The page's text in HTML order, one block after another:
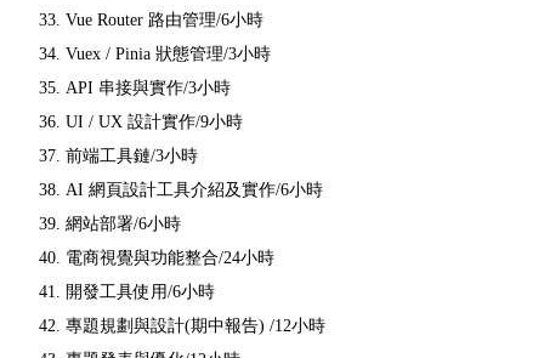
33. Vue Router 路由管理/6小時
34. Vuex / Pinia 狀態管理/3小時
35. API 串接與實作/3小時
36. UI / UX 設計實作/9小時
37. 前端工具鏈/3小時
38. AI 網頁設計工具介紹及實作/6小時
39. 網站部署/6小時
40. 電商視覺與功能整合/24小時
41. 開發工具使用/6小時
42. 專題規劃與設計(期中報告) /12小時